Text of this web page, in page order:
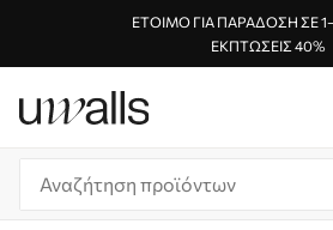
ΈΤΟΙΜΟ ΓΙΑ ΠΑΡΆΔΟΣΗ ΣΕ
ΕΚΠΤΏΣΕΙΣ 40%